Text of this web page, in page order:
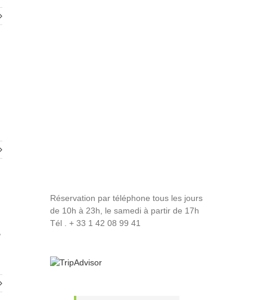
Réservation par téléphone tous les jours
de 10h à 23h, le samedi à partir de 17h
Tél . + 33 1 42 08 99 41